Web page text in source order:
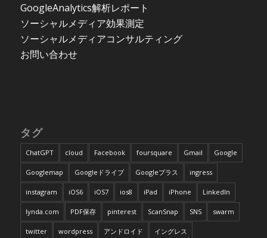
GoogleAnalytics解析レポート
ソーシャルメディア効果測定
ソーシャルメディアコンサルティング
お問い合わせ
タグ
ChatGPT cloud Facebook foursquare Gmail Google
Googlemap Googleドライブ Googleプラス ingress
instagram iOS6 iOS7 ios8 iPad iPhone LinkedIn
lynda.com PDF保存 pinterest ScanSnap SNS swarm
twitter wordpress アンドロイド イングレス